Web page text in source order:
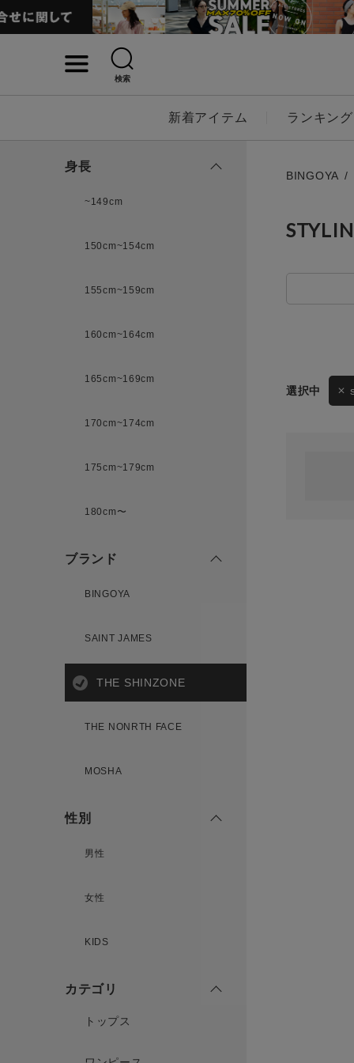
検索
新着アイテム ランキング
新規会員登録
キーワード
身長
~149cm
150cm~154cm
155cm~159cm
160cm~164cm
165cm~169cm
170cm~174cm
175cm~179cm
180cm〜
ブランド
BINGOYA
SAINT JAMES
THE SHINZONE
THE NONRTH FACE
MOSHA
性別
男性
女性
KIDS
カテゴリ
トップス
BINGOYA